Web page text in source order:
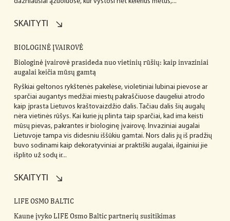
SKAITYTI
BIOLOGINĖ ĮVAIROVĖ
Biologinė įvairovė prasideda nuo vietinių rūšių: kaip invaziniai
augalai keičia mūsų gamtą
Ryškiai geltonos rykštenės pakelėse, violetiniai lubinai pievose ar
sparčiai augantys medžiai miestų pakraščiuose daugeliui atrodo
kaip įprasta Lietuvos kraštovaizdžio dalis. Tačiau dalis šių augalų
nėra vietinės rūšys. Kai kurie jų plinta taip sparčiai, kad ima keisti
mūsų pievas, pakrantes ir biologinę įvairovę. Invaziniai augalai
Lietuvoje tampa vis didesniu iššūkiu gamtai. Nors dalis jų iš pradžių
buvo sodinami kaip dekoratyviniai ar praktiški augalai, ilgainiui jie
išplito už sodų ir...
SKAITYTI
LIFE OSMO BALTIC
Kaune įvyko LIFE Osmo Baltic partnerių susitikimas